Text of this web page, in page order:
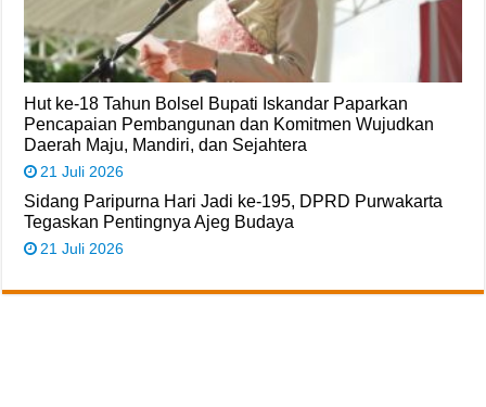
Hut ke-18 Tahun Bolsel Bupati Iskandar Paparkan
Pencapaian Pembangunan dan Komitmen Wujudkan
Daerah Maju, Mandiri, dan Sejahtera
21 Juli 2026
Sidang Paripurna Hari Jadi ke-195, DPRD Purwakarta
Tegaskan Pentingnya Ajeg Budaya
21 Juli 2026